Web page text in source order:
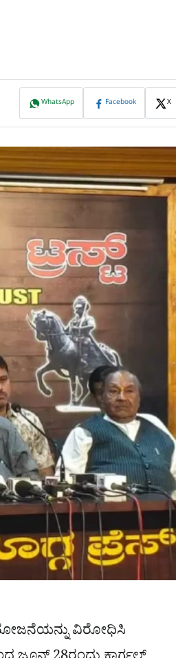
WhatsApp Facebook X
ವಿರೋಧಿಸಿ